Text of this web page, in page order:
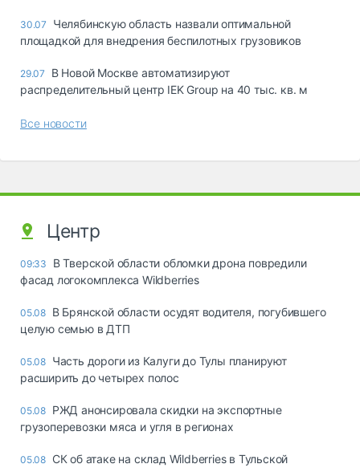
30.07
Челябинскую область назвали оптимальной
площадкой для внедрения беспилотных грузовиков
29.07
В Новой Москве автоматизируют
распределительный центр IEK Group на 40 тыс. кв. м
Все новости
Центр
09:33
В Тверской области обломки дрона повредили
фасад логокомплекса Wildberries
05.08 В Брянской области осудят водителя, погубившего
целую семью в ДТП
05.08 Часть дороги из Калуги до Тулы планируют
расширить до четырех полос
05.08 РЖД анонсировала скидки на экспортные
грузоперевозки мяса и угля в регионах
05.08 СК об атаке на склад Wildberries в Тульской